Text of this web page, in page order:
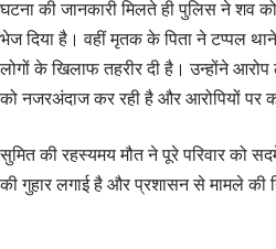
घटना की जानकारी मिलते ही पुलिस ने शव
भेज दिया है। वहीं मृतक के पिता ने टप्पल
लोगों के खिलाफ तहरीर दी है। उन्होंने आरोप
को नजरअंदाज कर रही है और आरोपियों पर
सुमित की रहस्यमय मौत ने पूरे परिवार को
की गुहार लगाई है और प्रशासन से मामले की